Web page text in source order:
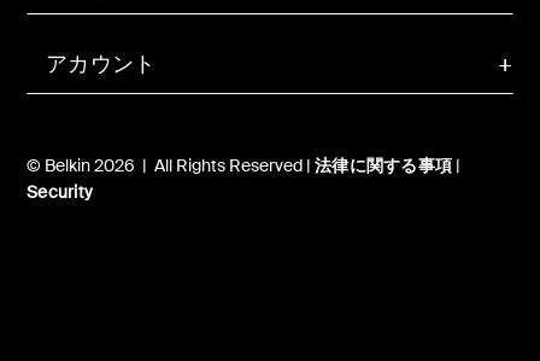
アカウント
© Belkin 2026 | All Rights Reserved | 法律に関する事項 |
Security